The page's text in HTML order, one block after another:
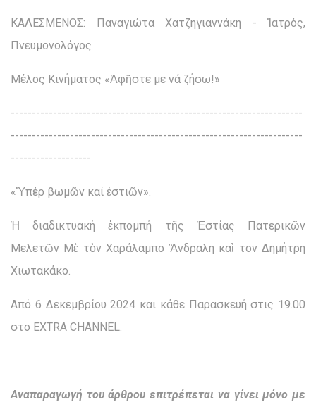
ΚΑΛΕΣΜΕΝΟΣ: Παναγιώτα Χατζηγιαννάκη - Ἰατρός,
Πνευμονολόγος
Μέλος Κινήματος «Ἀφῆστε με νά ζήσω!»
---------------------------------------------------------------------
---------------------------------------------------------------------
-------------------
«Ὑπέρ βωμῶν καί ἑστιῶν».
Ἡ διαδικτυακή ἐκπομπή τῆς Ἑστίας Πατερικῶν
Μελετῶν Μὲ τὸν Χαράλαμπο Ἂνδραλη καὶ τον Δημήτρη
Χιωτακάκο.
Από 6 Δεκεμβρίου 2024 και κάθε Παρασκευή στις 19.00
στο EXTRA CHANNEL.
Αναπαραγωγή του άρθρου επιτρέπεται να γίνει μόνο με